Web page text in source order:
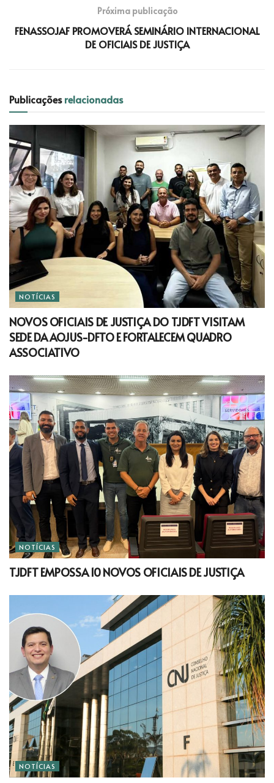
Próxima publicação
FENASSOJAF PROMOVERÁ SEMINÁRIO INTERNACIONAL
DE OFICIAIS DE JUSTIÇA
Publicaçõesrelacionadas
NOTÍCIAS
NOVOS OFICIAIS DE JUSTIÇA DO TJDFT VISITAM
SEDE DA AOJUS-DFTO E FORTALECEM QUADRO
ASSOCIATIVO
NOTÍCIAS
TJDFT EMPOSSA 10 NOVOS OFICIAIS DE JUSTIÇA
NOTÍCIAS